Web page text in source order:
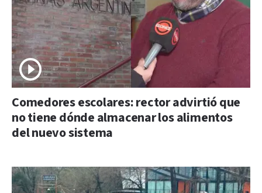
Comedores escolares: rector advirtió que
no tiene dónde almacenar los alimentos
del nuevo sistema